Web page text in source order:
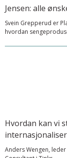
Jensen: alle
Svein Grepperud er
hvordan
Hvordan kan vi
Anders Wengen,